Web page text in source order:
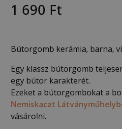
1 690 Ft
Bútorgomb kerámia, barna,
Egy klassz bútorgomb
egy bútor karakterét.
Ezeket a bútorgombokat a
Nemiskacat
vásárolni.